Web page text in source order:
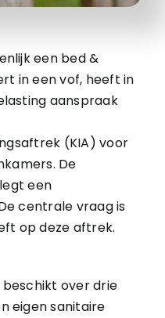
een bed &
in een vof, heeft in
aanspraak
(KIA) voor
De
een
centrale vraag is
op deze aftrek.
over drie
eigen sanitaire